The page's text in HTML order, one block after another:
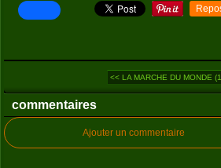
<< LA MARCHE DU MONDE
commentaires
Ajouter un commentaire